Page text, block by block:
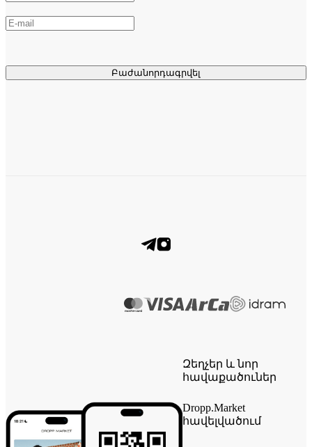
Բաժանորդագրվել
Զեղչեր և նոր
հավաքածուներ
Dropp.Market
հավելվածում